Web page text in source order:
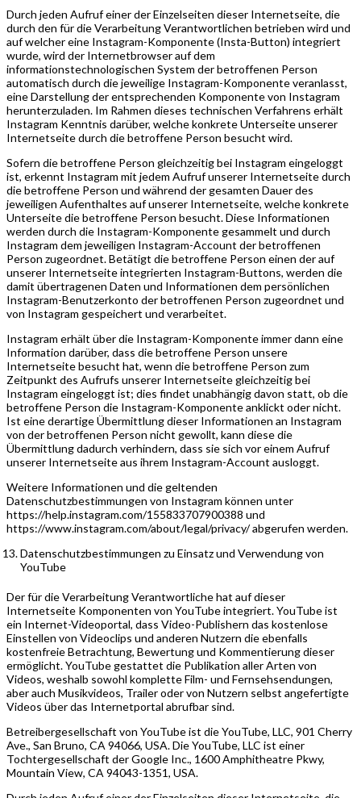
Durch jeden Aufruf einer der Einzelseiten dieser Internetseite, die
durch den für die Verarbeitung Verantwortlichen betrieben wird und
auf welcher eine Instagram-Komponente (Insta-Button) integriert
wurde, wird der Internetbrowser auf dem
informationstechnologischen System der betroffenen Person
automatisch durch die jeweilige Instagram-Komponente veranlasst,
eine Darstellung der entsprechenden Komponente von Instagram
herunterzuladen. Im Rahmen dieses technischen Verfahrens erhält
Instagram Kenntnis darüber, welche konkrete Unterseite unserer
Internetseite durch die betroffene Person besucht wird.
Sofern die betroffene Person gleichzeitig bei Instagram eingeloggt
ist, erkennt Instagram mit jedem Aufruf unserer Internetseite durch
die betroffene Person und während der gesamten Dauer des
jeweiligen Aufenthaltes auf unserer Internetseite, welche konkrete
Unterseite die betroffene Person besucht. Diese Informationen
werden durch die Instagram-Komponente gesammelt und durch
Instagram dem jeweiligen Instagram-Account der betroffenen
Person zugeordnet. Betätigt die betroffene Person einen der auf
unserer Internetseite integrierten Instagram-Buttons, werden die
damit übertragenen Daten und Informationen dem persönlichen
Instagram-Benutzerkonto der betroffenen Person zugeordnet und
von Instagram gespeichert und verarbeitet.
Instagram erhält über die Instagram-Komponente immer dann eine
Information darüber, dass die betroffene Person unsere
Internetseite besucht hat, wenn die betroffene Person zum
Zeitpunkt des Aufrufs unserer Internetseite gleichzeitig bei
Instagram eingeloggt ist; dies findet unabhängig davon statt, ob die
betroffene Person die Instagram-Komponente anklickt oder nicht.
Ist eine derartige Übermittlung dieser Informationen an Instagram
von der betroffenen Person nicht gewollt, kann diese die
Übermittlung dadurch verhindern, dass sie sich vor einem Aufruf
unserer Internetseite aus ihrem Instagram-Account ausloggt.
Weitere Informationen und die geltenden
Datenschutzbestimmungen von Instagram können unter
https://help.instagram.com/155833707900388 und
https://www.instagram.com/about/legal/privacy/ abgerufen werden.
Datenschutzbestimmungen zu Einsatz und Verwendung von
YouTube
Der für die Verarbeitung Verantwortliche hat auf dieser
Internetseite Komponenten von YouTube integriert. YouTube ist
ein Internet-Videoportal, dass Video-Publishern das kostenlose
Einstellen von Videoclips und anderen Nutzern die ebenfalls
kostenfreie Betrachtung, Bewertung und Kommentierung dieser
ermöglicht. YouTube gestattet die Publikation aller Arten von
Videos, weshalb sowohl komplette Film- und Fernsehsendungen,
aber auch Musikvideos, Trailer oder von Nutzern selbst angefertigte
Videos über das Internetportal abrufbar sind.
Betreibergesellschaft von YouTube ist die YouTube, LLC, 901 Cherry
Ave., San Bruno, CA 94066, USA. Die YouTube, LLC ist einer
Tochtergesellschaft der Google Inc., 1600 Amphitheatre Pkwy,
Mountain View, CA 94043-1351, USA.